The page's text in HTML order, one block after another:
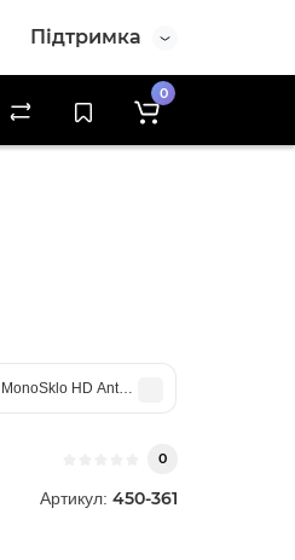
Підтримка
0
Plus/16 PlusHD Anti Static Dust-Proof для
0
Артикул: 450-361